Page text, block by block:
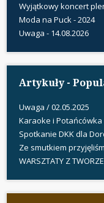
Wyjątkowy koncert
Moda na Puck - 2024
Uwaga - 14.08.2026
Artykuły -
Uwaga / 02.05.2025
Karaoke i Potańcówka
Spotkanie DKK dla
Ze smutkiem
WARSZTATY Z